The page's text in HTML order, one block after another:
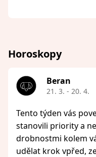
Horoskopy
Beran
21. 3. - 20. 4.
Tento týden vás
stanovili priority a
drobnostmi kolem
udělat krok vpřed,